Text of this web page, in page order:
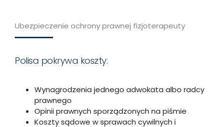
Ubezpieczenie ochrony prawnej fizjoterapeuty
Polisa pokrywa koszty:
Wynagrodzenia jednego adwokata albo radcy
prawnego
Opinii prawnych sporządzonych na piśmie
Koszty sądowe w sprawach cywilnych i